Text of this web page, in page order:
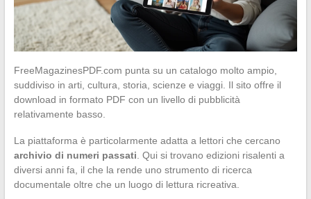
FreeMagazinesPDF.com punta su un catalogo molto ampio,
suddiviso in arti, cultura, storia, scienze e viaggi. Il sito offre il
download in formato PDF con un livello di pubblicità
relativamente basso.
La piattaforma è particolarmente adatta a lettori che cercano
archivio di numeri passati. Qui si trovano edizioni risalenti a
diversi anni fa, il che la rende uno strumento di ricerca
documentale oltre che un luogo di lettura ricreativa.